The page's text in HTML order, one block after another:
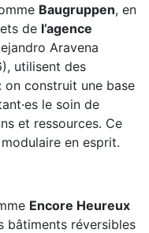
Baugruppen, en
de l’agence
Aravena
utilisent des
: on construit une base
le soin de
et ressources. Ce
en esprit.
Encore Heureux
bâtiments réversibles